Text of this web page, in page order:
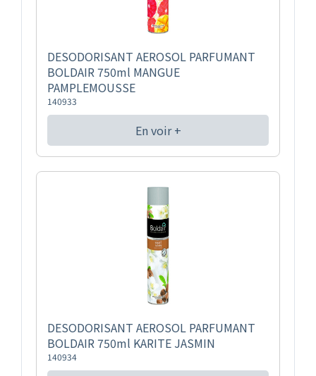
DESODORISANT AEROSOL PARFUMANT
BOLDAIR 750ml MANGUE
PAMPLEMOUSSE
140933
En voir +
DESODORISANT AEROSOL PARFUMANT
BOLDAIR 750ml KARITE JASMIN
140934